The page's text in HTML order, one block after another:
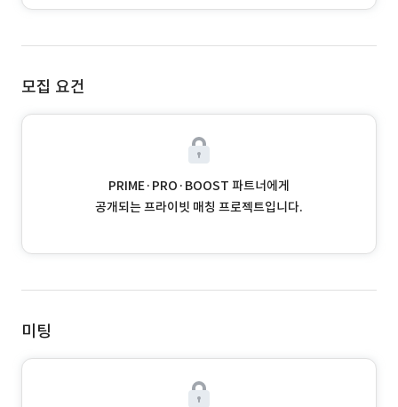
모집 요건
PRIME·PRO·BOOST 파트너에게
공개되는 프라이빗 매칭 프로젝트입니다.
미팅